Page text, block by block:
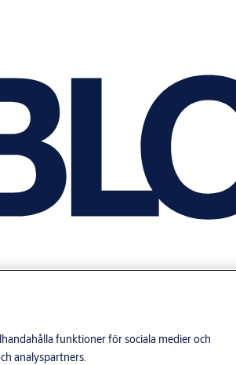
funktioner för sociala medier och
analyspartners.